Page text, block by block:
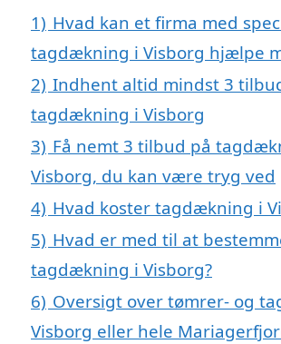
1) Hvad kan et firma med
tagdækning i Visborg hjælpe
2) Indhent altid mindst 3
tagdækning i Visborg
3) Få nemt 3 tilbud på
Visborg, du kan være tryg ved
4) Hvad koster tagdækning i
5) Hvad er med til at
tagdækning i Visborg?
6) Oversigt over tømrer- og
Visborg eller hele